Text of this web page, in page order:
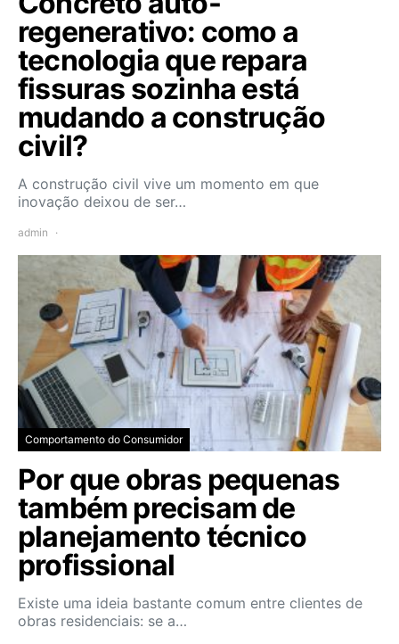
regenerativo: como a
tecnologia que repara
fissuras sozinha está
mudando a construção
civil?
A construção civil vive um momento em que
inovação deixou de ser…
admin
Comportamento do Consumidor
Por que obras pequenas
também precisam de
planejamento técnico
profissional
Existe uma ideia bastante comum entre clientes de
obras residenciais: se a…